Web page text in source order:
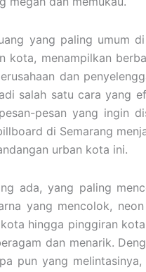
yang paling umum
kota, menampilkan
dan
salah satu cara yang
pesan yang ingin
di Semarang
urban kota ini.
ada, yang paling
yang mencolok,
hingga pinggiran
dan menarik.
pun yang melintasinya,